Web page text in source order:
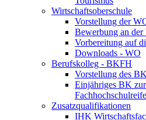
Wirtschaftsoberschule
Vorstellung der
Bewerbung an der
Vorbereitung auf
Downloads - WO
Berufskolleg - BKFH
Vorstellung des
Einjähriges BK
Fachhochschulreife
Zusatzqualifikationen
IHK